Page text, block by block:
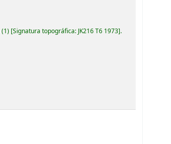
(1) Signatura topográfica: JK216 T6 1973 .